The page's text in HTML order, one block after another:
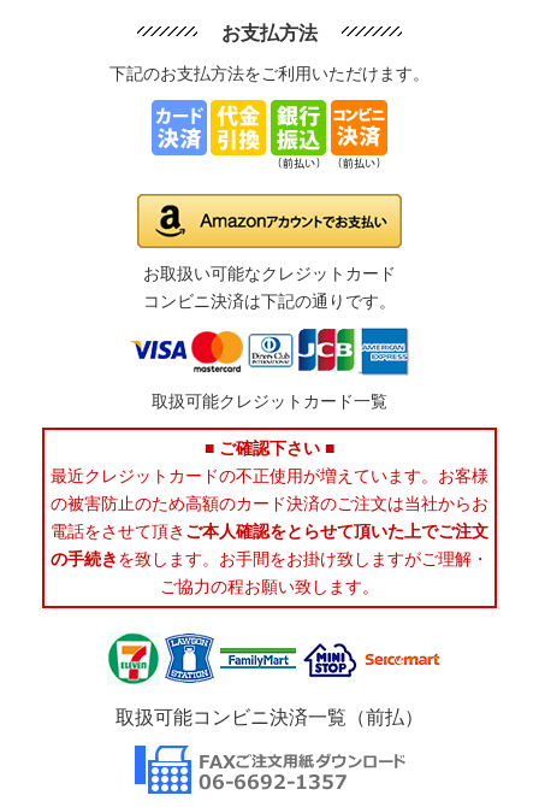
お支払方法
下記のお支払方法をご利用いただけます。
お取扱い可能なクレジットカード
コンビニ決済は下記の通りです。
取扱可能クレジットカード一覧
■ ご確認下さい ■
最近クレジットカードの不正使用が増えています。お客様
の被害防止のため高額のカード決済のご注文は当社からお
電話をさせて頂き ご本人確認をとらせて頂いた上でご注文
の手続きを致します。お手間をお掛け致しますがご理解・
ご協力の程お願い致します。
取扱可能コンビニ決済一覧（前払）